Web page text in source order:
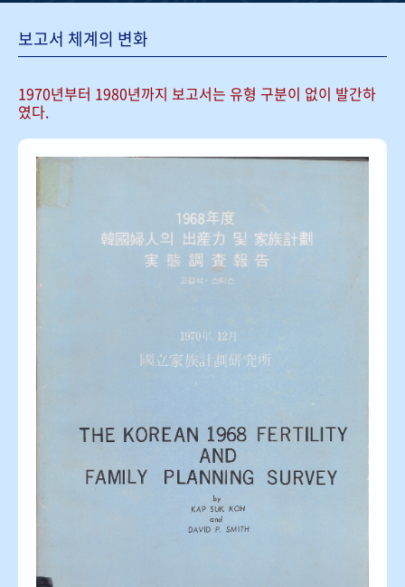
보고서 체계의 변화
1970년부터 1980년까지 보고서는 유형 구분이 없이 발간하
였다.